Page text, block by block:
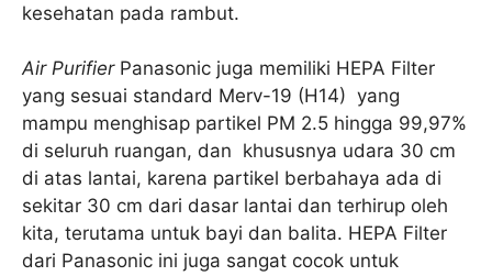
kesehatan pada rambut.
Air PurifierPanasonic juga memiliki HEPA Filter
yang sesuai standard Merv-19 (H14) yang
mampu menghisap partikel PM 2.5 hingga 99,97%
di seluruh ruangan, dan khususnya udara 30 cm
di atas lantai, karena partikel berbahaya ada di
sekitar 30 cm dari dasar lantai dan terhirup oleh
kita, terutama untuk bayi dan balita. HEPA Filter
dari Panasonic ini juga sangat cocok untuk